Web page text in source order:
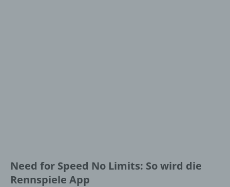
Need for Speed No Limits: So wird die
Rennspiele App